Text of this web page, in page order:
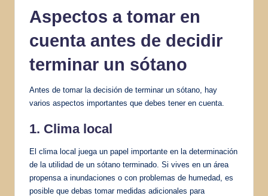
Aspectos a tomar en
cuenta antes de decidir
terminar un sótano
Antes de tomar la decisión de terminar un sótano, hay
varios aspectos importantes que debes tener en cuenta.
1. Clima local
El clima local juega un papel importante en la determinación
de la utilidad de un sótano terminado. Si vives en un área
propensa a inundaciones o con problemas de humedad, es
posible que debas tomar medidas adicionales para